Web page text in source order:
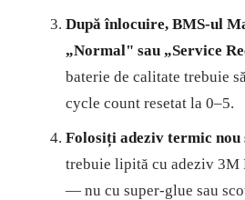
După înlocuire, BMS-ul
„Normal" sau „Service
baterie de calitate trebuie
cycle count resetat la 0–5.
Folosiți adeziv termic nou
trebuie lipită cu adeziv 3M
— nu cu super-glue sau